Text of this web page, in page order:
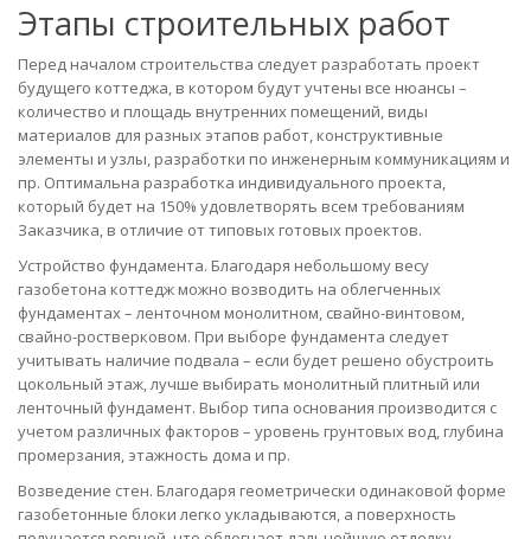
Этапы строительных работ
Перед началом строительства следует разработать проект
будущего коттеджа, в котором будут учтены все нюансы –
количество и площадь внутренних помещений, виды
материалов для разных этапов работ, конструктивные
элементы и узлы, разработки по инженерным коммуникациям и
пр. Оптимальна разработка индивидуального проекта,
который будет на 150% удовлетворять всем требованиям
Заказчика, в отличие от типовых готовых проектов.
Устройство фундамента. Благодаря небольшому весу
газобетона коттедж можно возводить на облегченных
фундаментах – ленточном монолитном, свайно-винтовом,
свайно-ростверковом. При выборе фундамента следует
учитывать наличие подвала – если будет решено обустроить
цокольный этаж, лучше выбирать монолитный плитный или
ленточный фундамент. Выбор типа основания производится с
учетом различных факторов – уровень грунтовых вод, глубина
промерзания, этажность дома и пр.
Возведение стен. Благодаря геометрически одинаковой форме
газобетонные блоки легко укладываются, а поверхность